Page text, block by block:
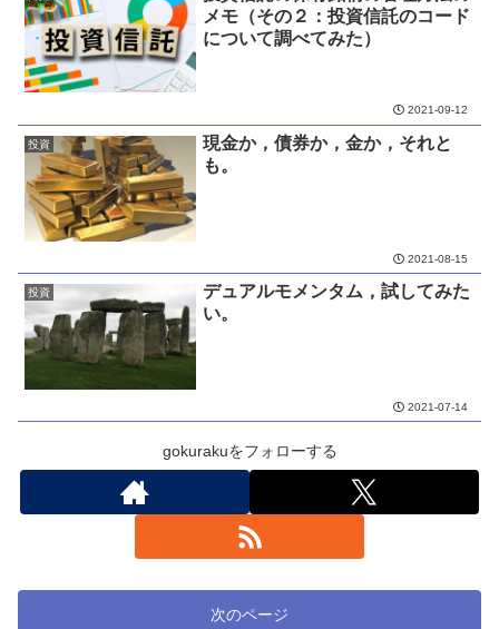
メモ（その２：投資信託のコード
について調べてみた）
2021-09-12
投資
現金か，債券か，金か，それと
も。
2021-08-15
投資
デュアルモメンタム，試してみた
い。
2021-07-14
gokurakuをフォローする
次のページ